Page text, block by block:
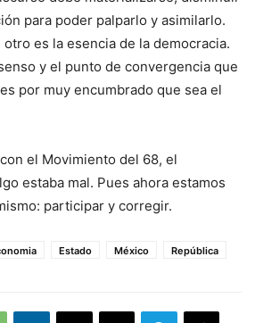
para poder palparlo y asimilarlo.
es la esencia de la democracia.
y el punto de convergencia que
por muy encumbrado que sea el
el Movimiento del 68, el
estaba mal. Pues ahora estamos
participar y corregir.
Estado México República